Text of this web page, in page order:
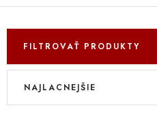
FILTROVAŤ PRODUKTY
V
R
NAJLACNEJŠIE